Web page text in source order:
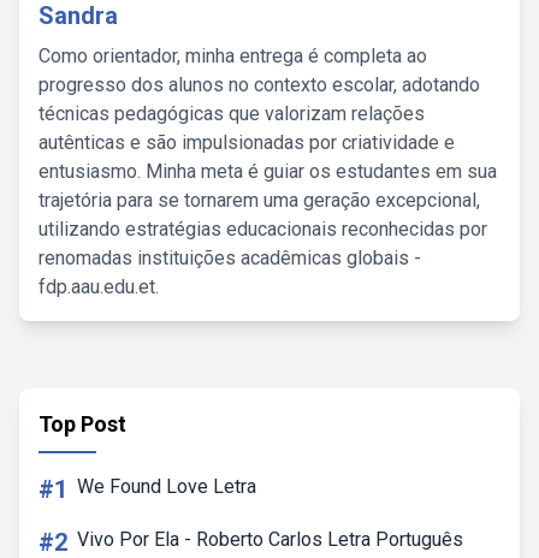
Sandra
Como orientador, minha entrega é completa ao
progresso dos alunos no contexto escolar, adotando
técnicas pedagógicas que valorizam relações
autênticas e são impulsionadas por criatividade e
entusiasmo. Minha meta é guiar os estudantes em sua
trajetória para se tornarem uma geração excepcional,
utilizando estratégias educacionais reconhecidas por
renomadas instituições acadêmicas globais -
fdp.aau.edu.et.
Top Post
#1 We Found Love Letra
#2 Vivo Por Ela - Roberto Carlos Letra Português